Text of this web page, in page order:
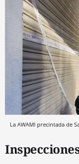
La AWAMI precintada de